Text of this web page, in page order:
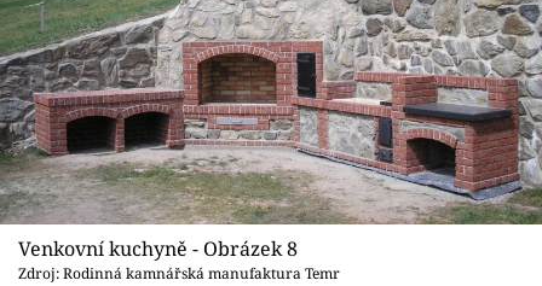
Venkovní kuchyně - Obrázek 8
Zdroj: Rodinná kamnářská manufaktura Temr